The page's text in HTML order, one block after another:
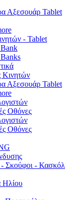
Αξεσουάρ Tablet
- Tablet
Κινητών
Αξεσουάρ Tablet
Οθόνες
Οθόνες
- Σκούφοι - Κασκόλ
Ηλίου